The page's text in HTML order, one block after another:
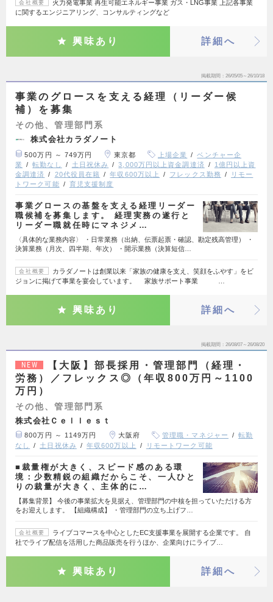
会社概要
火力発電事業 再生可能エネルギー事業 ガス・LNG事業 上記各事業
に関するエンジニアリング、コンサルティングなど
興味あり 詳細へ
掲載期間 26/05/05～26/10/18
事業のグロースを支える経理（リーダー候
補）を募集
その他、管理部門系
株式会社カラダノート
500万円 ～ 749万円 東京都 上場企業
ベンチャー企
業
転勤なし 土日祝休み 3,000万円以上資金調達済
1億円以上資
金調達済
20代役員在籍 年収600万以上 フレックス勤務
リモー
トワーク可能
育児支援制度
事業グロースの基盤を支える経理リーダー
職候補を募集します。 経理実務の遂行と
リーダー職就任時にマネジメ…
〈具体的な業務内容〉 ・日常業務（出納、伝票起票・確認、勘定残高管理） ・
決算業務（月次、四半期、年次） ・開示業務（決算短信…
会社概要
カラダノートは創業以来「家族の健康を支え、笑顔をふやす」をビ
ジョンに掲げて事業を宴会しています。 家族サポート事業 …
興味あり 詳細へ
掲載期間 26/08/07～26/08/20
NEW
【大阪】部長採用・管理部門（経理・
労務）／フレックス◎（年収800万円～1100
万円）
その他、管理部門系
株式会社Ｃｅｌｌｅｓｔ
800万円 ～ 1149万円 大阪府 管理職・マネジャー
転勤
なし
土日祝休み 年収600万以上 リモートワーク可能
■裁量権が大きく、スピード感のある環
境：少数精鋭の組織だからこそ、一人ひと
りの裁量が大きく、主体的に…
【募集背景】 今後の事業拡大を見据え、管理部門の中核を担っていただける方
をお迎えします。 【組織構成】 ・管理部門の立ち上げフ…
会社概要
ライブコマースを中心としたEC支援事業を展開する企業です。 自
社でライブ配信を活用した商品販売を行うほか、企業向けにライブ…
興味あり 詳細へ